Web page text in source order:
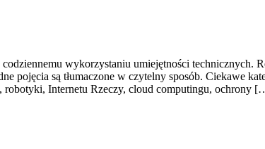
wykorzystaniu umiejętności technicznych.
pojęcia są tłumaczone w czytelny sposób. Ciekawe
robotyki, Internetu Rzeczy, cloud computingu, ochrony